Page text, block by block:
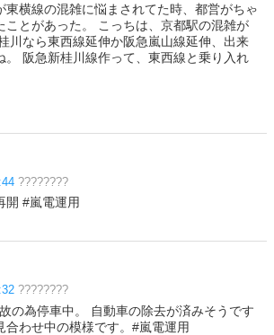
東横線の混雑に悩まされてた時、都営がちゃ
ことがあった。 こっちは、京都駅の混雑が
川なら東西線延伸か阪急嵐山線延伸、出来
。 阪急新桂川線作って、東西線と乗り入れ
????????
#嵐電運用
????????
の為停車中。 自動車の除去が済みそうです
合わせ中の模様です。#嵐電運用